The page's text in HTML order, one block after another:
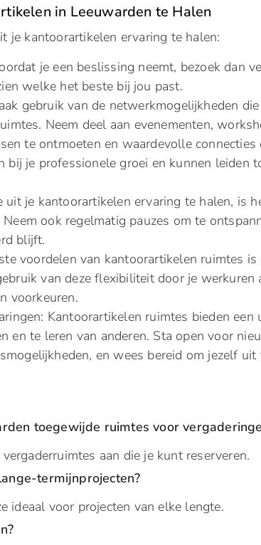
in Leeuwarden te Halen
je kantoorartikelen ervaring te halen:
je een beslissing neemt, bezoek dan
welke het beste bij jou past.
gebruik van de netwerkmogelijkheden
Neem deel aan evenementen,
te ontmoeten en waardevolle connecties
bij je professionele groei en kunnen leiden
uit je kantoorartikelen ervaring te halen, is
ook regelmatig pauzes om te
blijft.
voordelen van kantoorartikelen ruimtes is
van deze flexibiliteit door je werkuren
voorkeuren.
Kantoorartikelen ruimtes bieden een
en te leren van anderen. Sta open voor
en wees bereid om jezelf uit
toegewijde ruimtes voor
aan die je kunt reserveren.
termijnprojecten?
ideaal voor projecten van elke lengte.